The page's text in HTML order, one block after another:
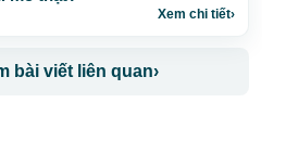
Xem chi tiết›
bài viết liên quan›